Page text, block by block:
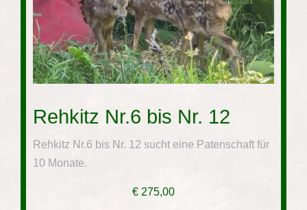
Rehkitz Nr.6 bis Nr. 12
Rehkitz Nr.6 bis Nr. 12 sucht eine Patenschaft für
10 Monate.
€ 275,00